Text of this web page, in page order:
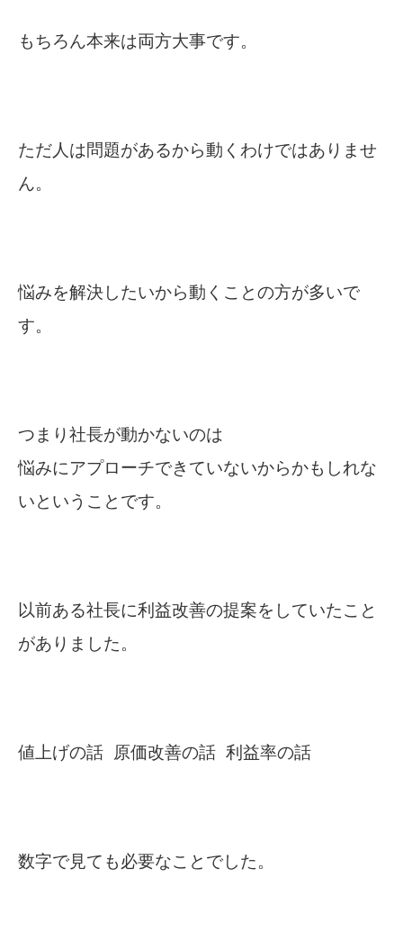
もちろん本来は両方大事です。
ただ人は問題があるから動くわけではありませ
ん。
悩みを解決したいから動くことの方が多いで
す。
つまり社長が動かないのは
悩みにアプローチできていないからかもしれな
いということです。
以前ある社長に利益改善の提案をしていたこと
がありました。
値上げの話 原価改善の話 利益率の話
数字で見ても必要なことでした。